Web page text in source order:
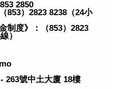
2850
853）2823 8238（24小
制度》：（853）2823
）
263號中土大廈 18樓